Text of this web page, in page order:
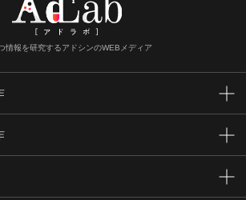
情報を研究するアドシンのWEBメディア